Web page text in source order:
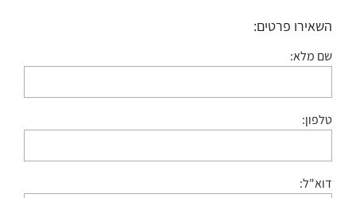
השאירו פרטים:
שם מלא:
טלפון:
דוא"ל: